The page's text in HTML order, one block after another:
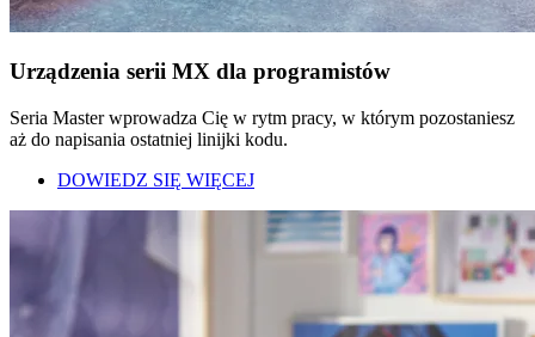
Urządzenia serii MX dla programistów
Seria Master wprowadza Cię w rytm pracy, w którym pozostaniesz
aż do napisania ostatniej linijki kodu.
DOWIEDZ SIĘ WIĘCEJ